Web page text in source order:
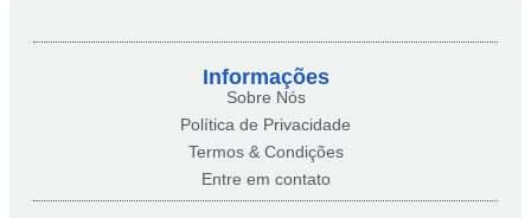
Informações
Sobre Nós
Política de Privacidade
Termos & Condições
Entre em contato